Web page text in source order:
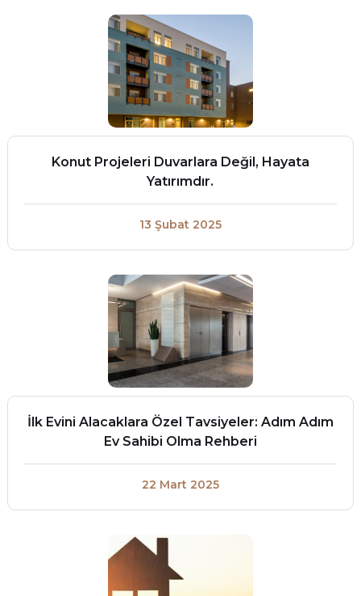
Konut Projeleri Duvarlara Değil, Hayata
Yatırımdır.
13 Şubat 2025
İlk Evini Alacaklara Özel Tavsiyeler: Adım Adım
Ev Sahibi Olma Rehberi
22 Mart 2025